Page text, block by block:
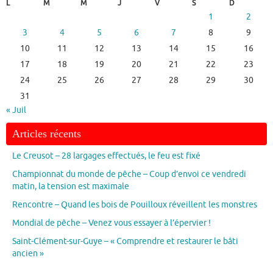
L
M M J V S D
1
2
3
4 5 6 7 8
9
10
11 12 13 14 15
16
17
18 19 20 21 22
23
24
25 26 27 28 29
30
31
« Juil
Articles récents
Le Creusot – 28 largages effectués, le feu est fixé
Championnat du monde de pêche – Coup d’envoi ce vendredi
matin, la tension est maximale
Rencontre – Quand les bois de Pouilloux réveillent les monstres
Mondial de pêche – Venez vous essayer à l’épervier !
Saint-Clément-sur-Guye – « Comprendre et restaurer le bâti
ancien »